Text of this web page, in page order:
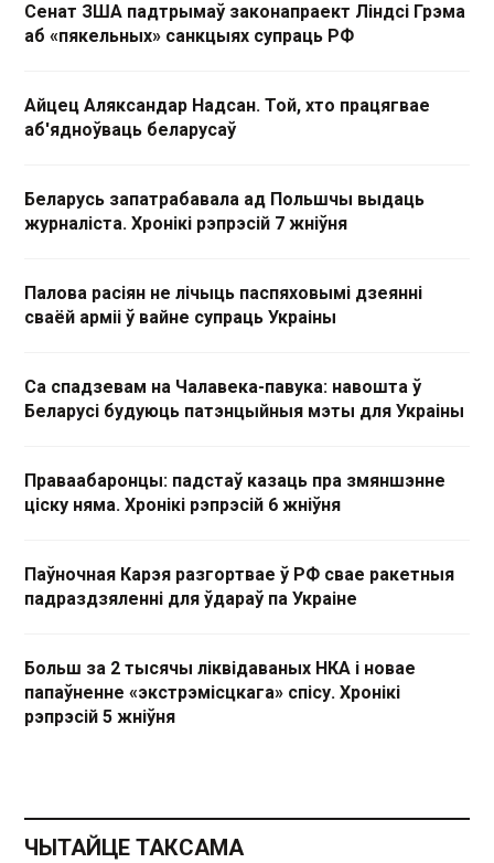
Сенат ЗША падтрымаў законапраект Ліндсі Грэма
аб «пякельных» санкцыях супраць РФ
Айцец Аляксандар Надсан. Той, хто працягвае
аб'ядноўваць беларусаў
Беларусь запатрабавала ад Польшчы выдаць
журналіста. Хронікі рэпрэсій 7 жніўня
Палова расіян не лічыць паспяховымі дзеянні
сваёй арміі ў вайне супраць Украіны
Са спадзевам на Чалавека-павука: навошта ў
Беларусі будуюць патэнцыйныя мэты для Украіны
Праваабаронцы: падстаў казаць пра змяншэнне
ціску няма. Хронікі рэпрэсій 6 жніўня
Паўночная Карэя разгортвае ў РФ свае ракетныя
падраздзяленні для ўдараў па Украіне
Больш за 2 тысячы ліквідаваных НКА і новае
папаўненне «экстрэмісцкага» спісу. Хронікі
рэпрэсій 5 жніўня
ЧЫТАЙЦЕ ТАКСАМА